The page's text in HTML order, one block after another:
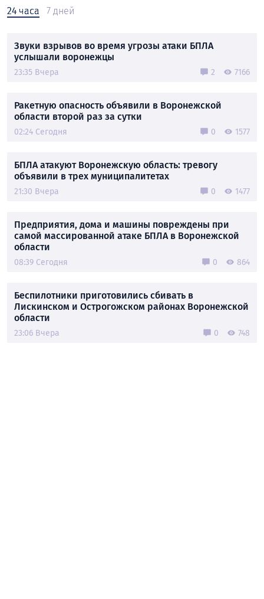
24 часа 7 дней
Звуки взрывов во время угрозы атаки БПЛА
услышали воронежцы
23:35 Вчера 2 7166
Ракетную опасность объявили в Воронежской
области второй раз за сутки
02:24 Сегодня 0 1577
БПЛА атакуют Воронежскую область: тревогу
объявили в трех муниципалитетах
21:30 Вчера 0 1477
Предприятия, дома и машины повреждены при
самой массированной атаке БПЛА в Воронежской
области
08:39 Сегодня 0 864
Беспилотники приготовились сбивать в
Лискинском и Острогожском районах Воронежской
области
23:06 Вчера 0 748